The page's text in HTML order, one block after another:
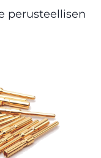
perusteellisen